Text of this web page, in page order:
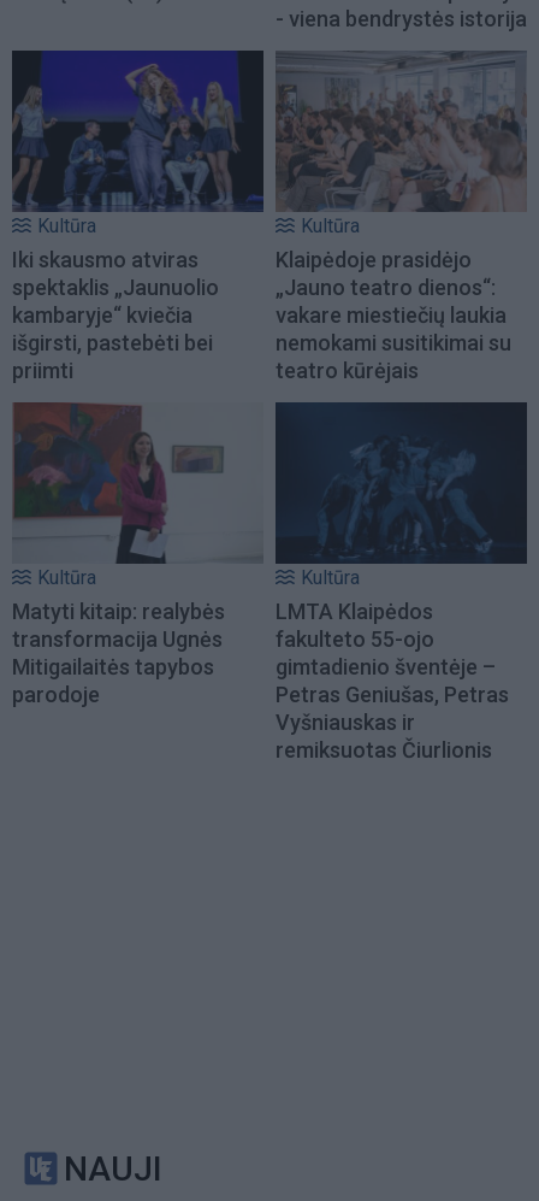
- viena bendrystės istorija
Kultūra
Iki skausmo atviras
spektaklis „Jaunuolio
kambaryje“ kviečia
išgirsti, pastebėti bei
priimti
Kultūra
Klaipėdoje prasidėjo
„Jauno teatro dienos“:
vakare miestiečių laukia
nemokami susitikimai su
teatro kūrėjais
Kultūra
Matyti kitaip: realybės
transformacija Ugnės
Mitigailaitės tapybos
parodoje
Kultūra
LMTA Klaipėdos
fakulteto 55-ojo
gimtadienio šventėje –
Petras Geniušas, Petras
Vyšniauskas ir
remiksuotas Čiurlionis
NAUJI